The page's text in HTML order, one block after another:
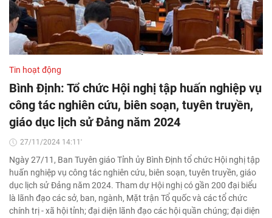
Tin hoạt động
Bình Định: Tổ chức Hội nghị tập huấn nghiệp vụ
công tác nghiên cứu, biên soạn, tuyên truyền,
giáo dục lịch sử Đảng năm 2024
27/11/2024 14:11'
Ngày 27/11, Ban Tuyên giáo Tỉnh ủy Bình Định tổ chức Hội nghị tập
huấn nghiệp vụ công tác nghiên cứu, biên soạn, tuyên truyền, giáo
dục lịch sử Đảng năm 2024. Tham dự Hội nghị có gần 200 đại biểu
là lãnh đạo các sở, ban, ngành, Mặt trận Tổ quốc và các tổ chức
chính trị - xã hội tỉnh; đại diện lãnh đạo các hội quần chúng; đại diện